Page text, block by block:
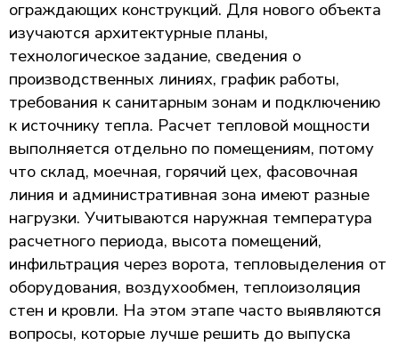
ограждающих конструкций. Для нового объекта
изучаются архитектурные планы,
технологическое задание, сведения о
производственных линиях, график работы,
требования к санитарным зонам и подключению
к источнику тепла. Расчет тепловой мощности
выполняется отдельно по помещениям, потому
что склад, моечная, горячий цех, фасовочная
линия и административная зона имеют разные
нагрузки. Учитываются наружная температура
расчетного периода, высота помещений,
инфильтрация через ворота, тепловыделения от
оборудования, воздухообмен, теплоизоляция
стен и кровли. На этом этапе часто выявляются
вопросы, которые лучше решить до выпуска